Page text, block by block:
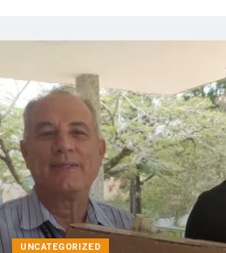
UNCATEGORIZED